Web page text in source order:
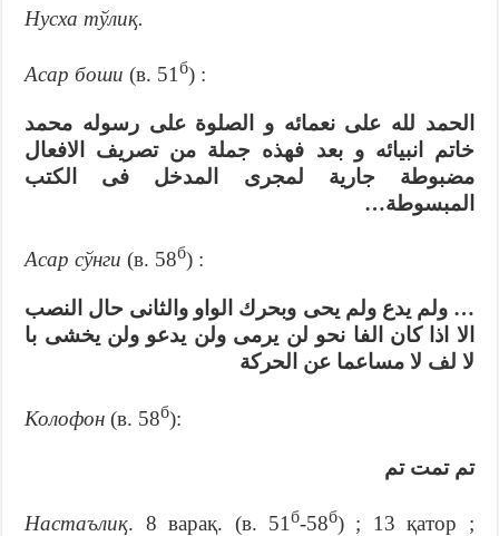
Нусха тўлиқ.
Асар боши (в. 51б) :
الحمد لله على نعمائه و الصلوة على رسوله محمد
خاتم انبيائه و بعد فهذه جملة من تصريف الافعال
مضبوطة جارية لمجرى المدخل فى الكتب
المبسوطة…
Асар сўнги (в. 58б) :
… ولم يدع ولم يحى وبحرك الواو والثانى حال النصب
الا اذا كان الفا نحو لن يرمى ولن يدعو ولن يخشى با
لا لف لا مساعما عن الحركة
Колофон (в. 58б):
تم تمت تم
Настаълиқ. 8 варақ. (в. 51 б-58б) ; 13 қатор ;